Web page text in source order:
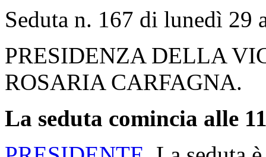
Seduta n. 167 di lunedì 29
PRESIDENZA DELLA
ROSARIA CARFAGNA.
La seduta comincia alle